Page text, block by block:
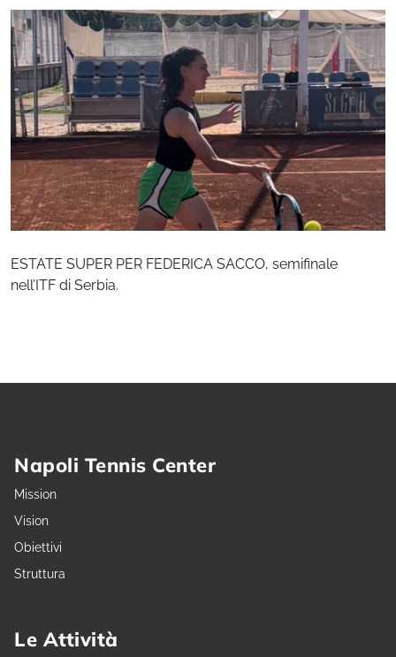
ESTATE SUPER PER FEDERICA SACCO, semifinale
nell’ITF di Serbia.
Napoli Tennis Center
Mission
Vision
Obiettivi
Struttura
Le Attività